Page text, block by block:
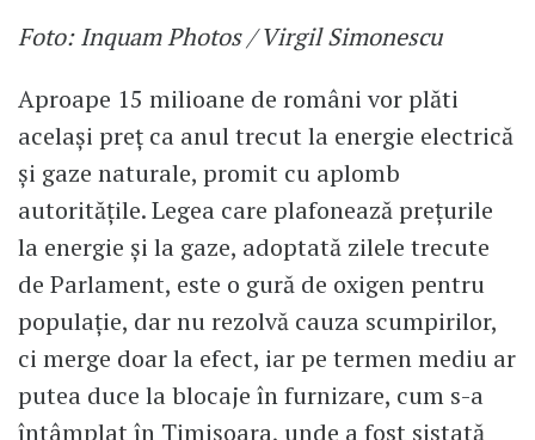
Foto: Inquam Photos / Virgil Simonescu
Aproape 15 milioane de români vor plăti
acelaşi preţ ca anul trecut la energie electrică
și gaze naturale, promit cu aplomb
autoritățile. Legea care plafonează prețurile
la energie și la gaze, adoptată zilele trecute
de Parlament, este o gură de oxigen pentru
populație, dar nu rezolvă cauza scumpirilor,
ci merge doar la efect, iar pe termen mediu ar
putea duce la blocaje în furnizare, cum s-a
întâmplat în Timișoara, unde a fost sistată